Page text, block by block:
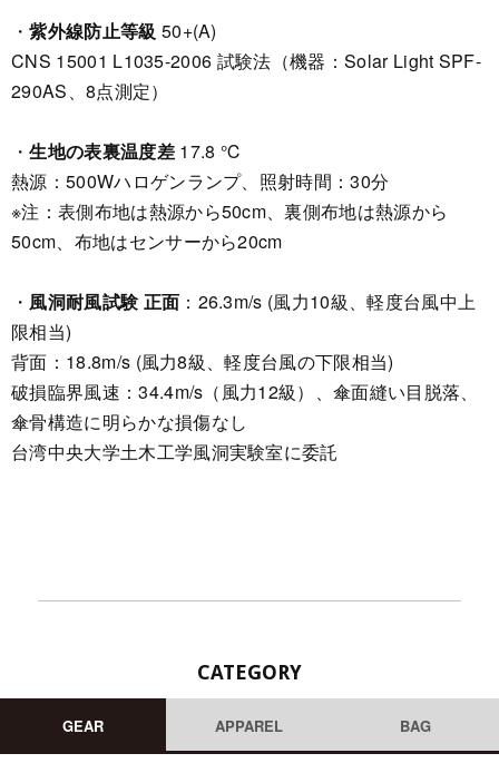
・紫外線防止等級 50+(A)
CNS 15001 L1035-2006 試験法（機器：Solar Light SPF-
290AS、8点測定）
・生地の表裏温度差 17.8 ℃
熱源：500Wハロゲンランプ、照射時間：30分
※注：表側布地は熱源から50cm、裏側布地は熱源から
50cm、布地はセンサーから20cm
・ 風洞耐風試験 正面 ：26.3m/s (風力10級、軽度台風中上
限相当)
背面：18.8m/s (風力8級、軽度台風の下限相当)
破損臨界風速：34.4m/s（風力12級）、傘面縫い目脱落、
傘骨構造に明らかな損傷なし
台湾中央大学土木工学風洞実験室に委託
CATEGORY
GEAR APPAREL BAG